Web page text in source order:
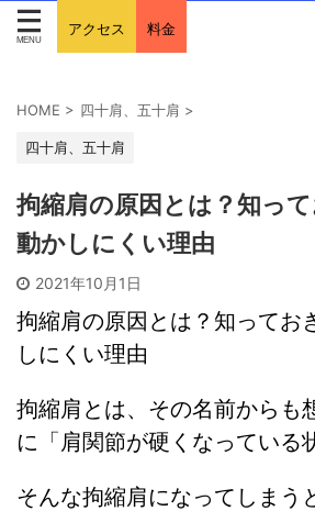
アクセス 料金
HOME > 四十肩、五十肩 >
四十肩、五十肩
拘縮肩の原因とは？知っ
動かしにくい理由
2021年10月1日
拘縮肩の原因とは？知ってお
しにくい理由
拘縮肩とは、その名前からも
に「肩関節が硬くなっている
そんな拘縮肩になってしまう